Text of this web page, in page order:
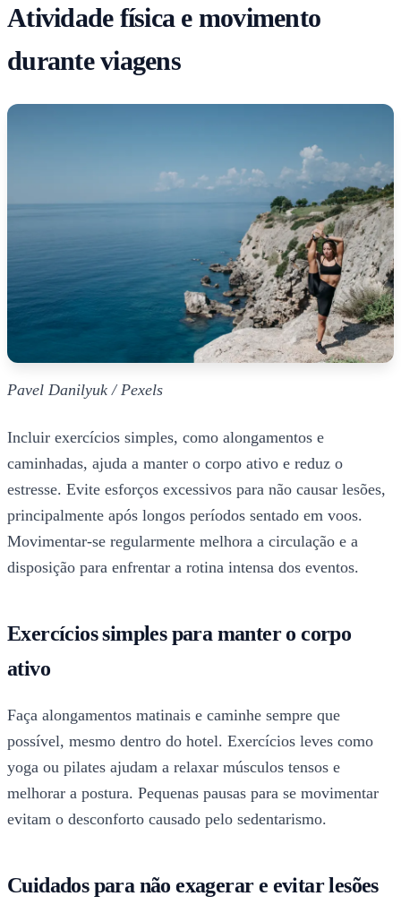
Atividade física e movimento
durante viagens
Pavel Danilyuk / Pexels
Incluir exercícios simples, como alongamentos e
caminhadas, ajuda a manter o corpo ativo e reduz o
estresse. Evite esforços excessivos para não causar lesões,
principalmente após longos períodos sentado em voos.
Movimentar-se regularmente melhora a circulação e a
disposição para enfrentar a rotina intensa dos eventos.
Exercícios simples para manter o corpo
ativo
Faça alongamentos matinais e caminhe sempre que
possível, mesmo dentro do hotel. Exercícios leves como
yoga ou pilates ajudam a relaxar músculos tensos e
melhorar a postura. Pequenas pausas para se movimentar
evitam o desconforto causado pelo sedentarismo.
Cuidados para não exagerar e evitar lesões